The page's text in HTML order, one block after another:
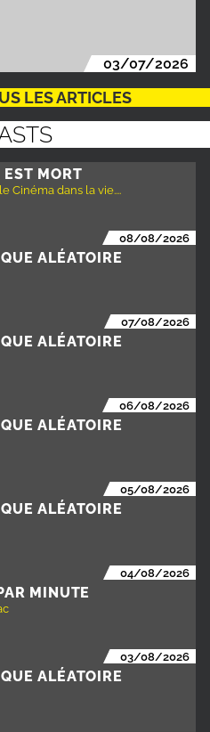
03/07/2026
LES ARTICLES
MORT
Cinéma dans la vie....
08/08/2026
ALÉATOIRE
07/08/2026
ALÉATOIRE
06/08/2026
ALÉATOIRE
05/08/2026
ALÉATOIRE
04/08/2026
MINUTE
03/08/2026
ALÉATOIRE